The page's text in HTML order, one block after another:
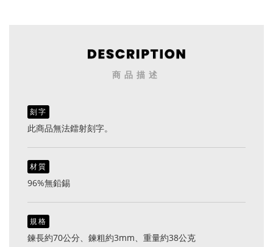
商品描述
刻字
此商品無法鐳射刻字。
材質
96%無鉛錫
規格
鍊長約70公分、鍊粗約3mm、重量約38公克